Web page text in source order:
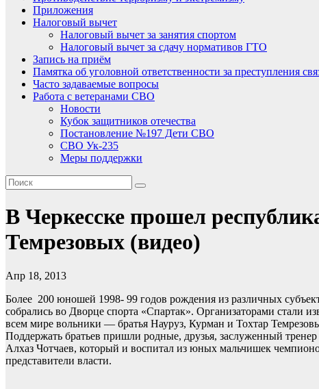
Приложения
Налоговый вычет
Налоговый вычет за занятия спортом
Налоговый вычет за сдачу нормативов ГТО
Запись на приём
Памятка об уголовной ответственности за преступления
Часто задаваемые вопросы
Работа с ветеранами СВО
Новости
Кубок защитников отечества
Постановление №197 Дети СВО
СВО Ук-235
Меры поддержки
В Черкесске прошел
Темрезовых (видео)
Апр 18, 2013
Более 200 юношей 1998- 99 годов рождения из различных
собрались во Дворце спорта «Спартак». Организаторами стали
всем мире вольники — братья Науруз, Курман и Тохтар
Поддержать братьев пришли родные, друзья, заслуженный тренер
Алхаз Чотчаев, который и воспитал из юных мальчишек
представители власти.